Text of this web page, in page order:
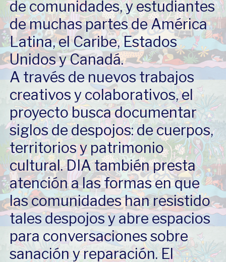
de comunidades, y estudiantes
de muchas partes de América
Latina, el Caribe, Estados
Unidos y Canadá.
A través de nuevos trabajos
creativos y colaborativos, el
proyecto busca documentar
siglos de despojos: de cuerpos,
territorios y patrimonio
cultural. DIA también presta
atención a las formas en que
las comunidades han resistido
tales despojos y abre espacios
para conversaciones sobre
sanación y reparación. El